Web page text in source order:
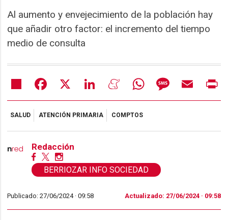
Al aumento y envejecimiento de la población hay
que añadir otro factor: el incremento del tiempo
medio de consulta
Share Facebook LinkedIn MeneameWhatsAppMessageEmail
SALUD ATENCIÓN PRIMARIA COMPTOS
Redacción
BERRIOZAR INFO SOCIEDAD
Publicado: 27/06/2024 ·09:58 Actualizado: 27/06/2024 · 09:58